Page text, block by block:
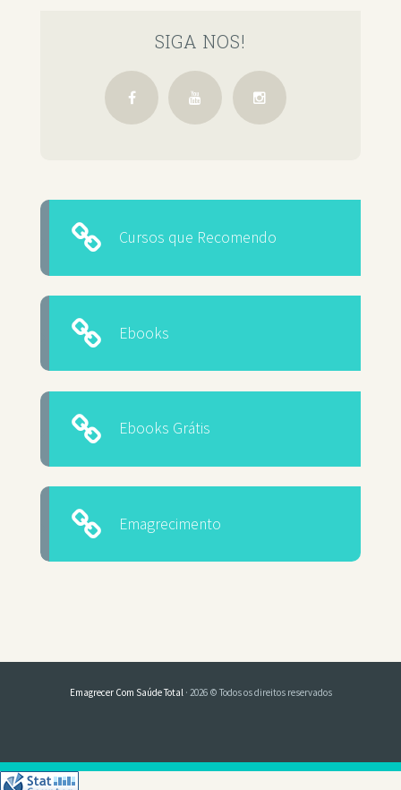
SIGA NOS!
Cursos que Recomendo
Ebooks
Ebooks Grátis
Emagrecimento
Emagrecer Com Saúde Total · 2026 © Todos os direitos reservados